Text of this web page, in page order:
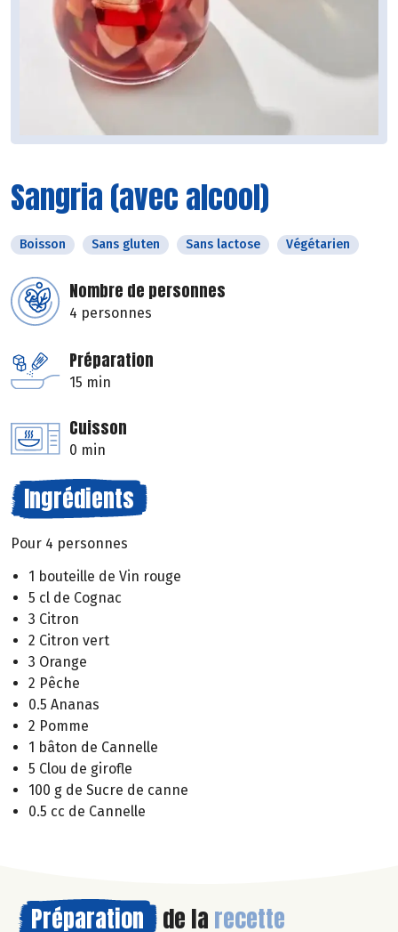
Sangria (avec alcool)
Boisson Sans gluten Sans lactose Végétarien
Nombre de personnes
4 personnes
Préparation
15 min
Cuisson
0 min
Ingrédients
Pour 4 personnes
1 bouteille de Vin rouge
5 cl de Cognac
3 Citron
2 Citron vert
3 Orange
2 Pêche
0.5 Ananas
2 Pomme
1 bâton de Cannelle
5 Clou de girofle
100 g de Sucre de canne
0.5 cc de Cannelle
Préparation de la recette